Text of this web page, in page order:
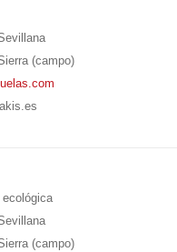
(campo)
(campo)